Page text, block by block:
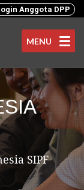
Anggota DPP
MENU
SIPF